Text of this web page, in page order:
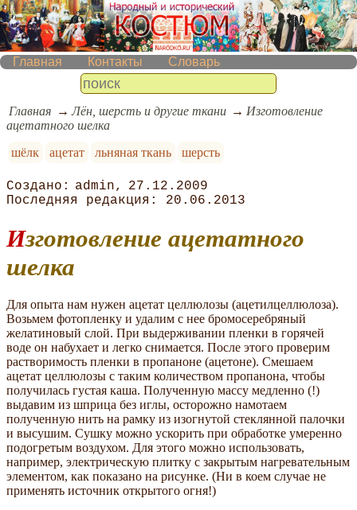
Главная Контакты Словарь
Главная Лён, шерсть и другие ткани
Изготовление
ацетатного шелка
шёлк
ацетат льняная ткань шерсть
admin
27.12.2009
20.06.2013
Изготовление ацетатного
шелка
Для опыта нам нужен ацетат целлюлозы (ацетилцеллюлоза).
Возьмем фотопленку и удалим с нее бромосеребряный
желатиновый слой. При выдерживании пленки в горячей
воде он набухает и легко снимается. После этого проверим
растворимость пленки в пропаноне (ацетоне). Смешаем
ацетат целлюлозы с таким количеством пропанона, чтобы
получилась густая каша. Полученную массу медленно (!)
выдавим из шприца без иглы, осторожно намотаем
полученную нить на рамку из изогнутой стеклянной палочки
и высушим. Сушку можно ускорить при обработке умеренно
подогретым воздухом. Для этого можно использовать,
например, электрическую плитку с закрытым нагревательным
элементом, как показано на рисунке. (Ни в коем случае не
применять источник открытого огня!)